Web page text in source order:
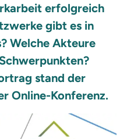
erfolgreich
gibt es in
Welche Akteure
stand der
Online-Konferenz.